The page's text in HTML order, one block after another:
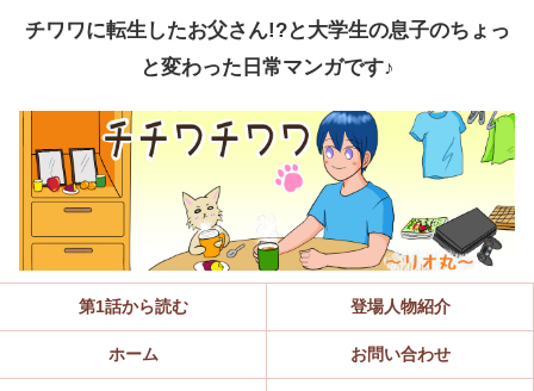
チワワに転生したお父さん!?と大学生の息子のちょっ
と変わった日常マンガです♪
第1話から読む 登場人物紹介
ホーム お問い合わせ